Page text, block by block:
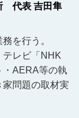
代表 吉田隼
を行う。
テレビ「NHK
・AERA等の執
問題の取材実